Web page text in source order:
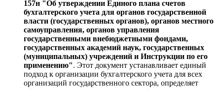
157н "Об утверждении Единого плана счетов
бухгалтерского учета для органов государственной
власти (государственных органов), органов местного
самоуправления, органов управления
государственными внебюджетными фондами,
государственных академий наук, государственных
(муниципальных) учреждений и Инструкции по его
применению". Этот документ устанавливает единый
подход к организации бухгалтерского учета для всех
организаций государственного сектора, определяет